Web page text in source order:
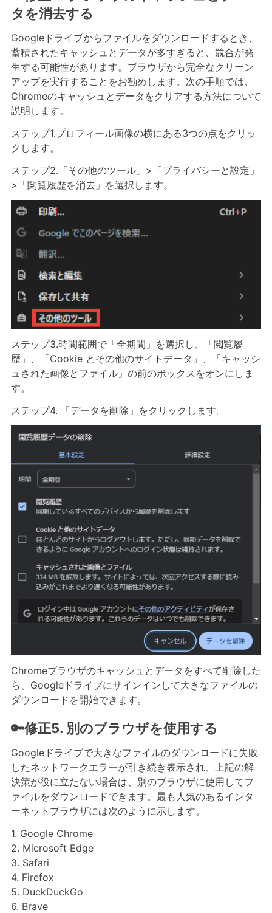
タを消去する
Googleドライブからファイルをダウンロードするとき、
蓄積されたキャッシュとデータが多すぎると、競合が発
生する可能性があります。ブラウザから完全なクリーン
アップを実行することをお勧めします。次の手順では、
Chromeのキャッシュとデータをクリアする方法について
説明します。
ステップ1.プロフィール画像の横にある3つの点をクリッ
クします。
ステップ2.「その他のツール」>「プライバシーと設定」
>「閲覧履歴を消去」を選択します。
ステップ3.時間範囲で「全期間」を選択し、「閲覧履
歴」、「Cookie とその他のサイトデータ」、「キャッシ
ュされた画像とファイル」の前のボックスをオンにしま
す。
ステップ4. 「データを削除」をクリックします。
Chromeブラウザのキャッシュとデータをすべて削除した
ら、Googleドライブにサインインして大きなファイルの
ダウンロードを開始できます。
🔑修正5. 別のブラウザを使用する
Googleドライブで大きなファイルのダウンロードに失敗
したネットワークエラーが引き続き表示され、上記の解
決策が役に立たない場合は、別のブラウザに使用してフ
ァイルをダウンロードできます。最も人気のあるインタ
ーネットブラウザには次のように示します。
1. Google Chrome
2. Microsoft Edge
3. Safari
4. Firefox
5. DuckDuckGo
6. Brave